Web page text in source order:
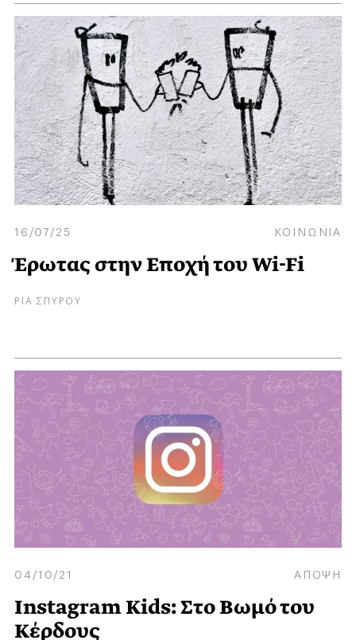
16/07/25 ΚΟΙΝΩΝΙΑ
Έρωτας στην Εποχή του Wi-Fi
ΡΙΑ ΣΠΥΡΟΥ
04/10/21 ΑΠΟΨΗ
Instagram Kids: Στο Βωμό του
Κέρδους